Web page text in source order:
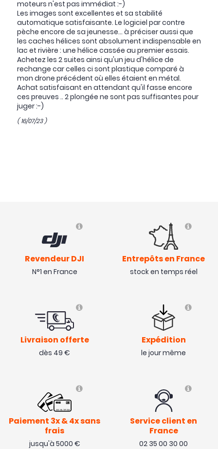
moteurs n'est pas immédiat :-)
Les images sont excellentes et sa stabilité
automatique satisfaisante. Le logiciel par contre
pèche encore de sa jeunesse... à préciser aussi que
les caches hélices sont absolument indispensable en
lac et rivière : une hélice cassée au premier essais.
Achetez les 2 suites ainsi qu'un jeu d'hélice de
rechange car celles ci sont plastique comparé à
mon drone précédent où elles étaient en métal.
Achat satisfaisant en attendant qu'il fasse encore
ces preuves .. 2 plongée ne sont pas suffisantes pour
juger :-)
( 16/07/23 )
Revendeur DJI
N°1 en France
Entrepôts en France
stock en temps réel
Livraison offerte
dès 49 €
Expédition
le jour même
Paiement 3x & 4x sans
frais
jusqu'à 5000 €
Service client en
France
02 35 00 30 00